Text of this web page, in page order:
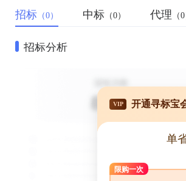
招标 （0） 中标 （0） 代理 （0
招标分析
VIP 开通寻标宝
单
限购一次